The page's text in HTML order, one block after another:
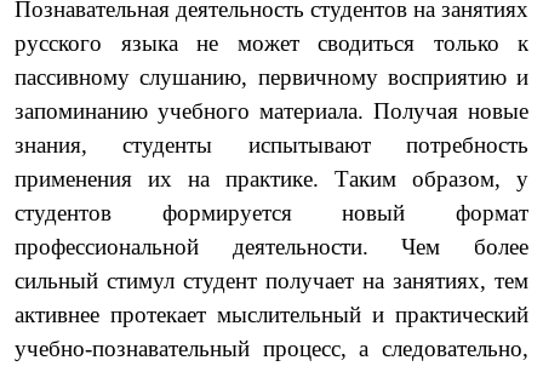
Познавательная деятельность студентов на занятиях
русского языка не может сводиться только к
пассивному слушанию, первичному восприятию и
запоминанию учебного материала. Получая новые
знания, студенты испытывают потребность
применения их на практике. Таким образом, у
студентов формируется новый формат
профессиональной деятельности.
Чем более
сильный стимул студент получает на занятиях, тем
активнее протекает мыслительный и практический
учебно-познавательный процесс, а следовательно,